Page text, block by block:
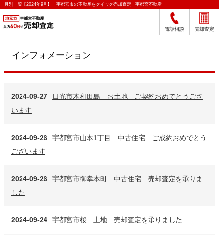
月別一覧【2024年9月】｜宇都宮市の不動産をクイック売却査定｜宇都宮不動産
電話相談 売却査定
インフォメーション
2024-09-27
日光市木和田島 お土地 ご契約おめでとうござ
います
2024-09-26
宇都宮市山本1丁目 中古住宅 ご成約おめでとう
ございます
2024-09-26
宇都宮市御幸本町 中古住宅 売却査定を承りま
した
2024-09-24 宇都宮市桜 土地 売却査定を承りました